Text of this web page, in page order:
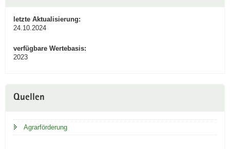
letzte Aktualisierung:
24.10.2024
verfügbare Wertebasis:
2023
Quellen
Agrarförderung